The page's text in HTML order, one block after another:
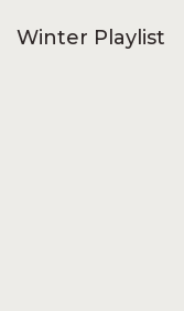
Winter Playlist